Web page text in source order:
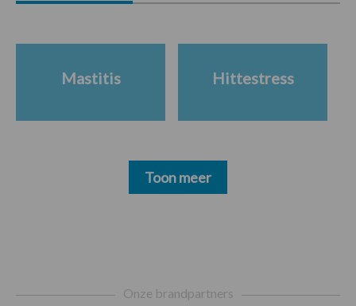
Mastitis Hittestress
Toon meer
Onze brandpartners